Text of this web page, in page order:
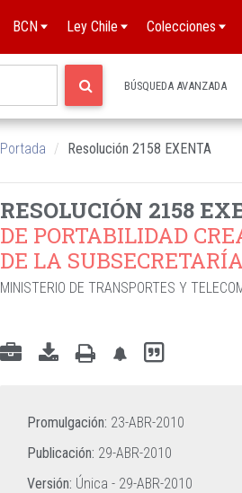
BCN Ley Chile Colecciones
BÚSQUEDA AVANZADA
Portada Resolución 2158 EXENTA
RESOLUCIÓN 2158
DE PORTABILIDAD
DE LA
MINISTERIO DE TRANSPORTES Y
Promulgación: 23-ABR-2010
Publicación: 29-ABR-2010
Versión: Única - 29-ABR-2010